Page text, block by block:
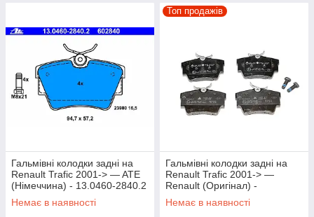
Гальмівні колодки задні на
Renault Trafic 2001-> — ATE
(Німеччина) - 13.0460-2840.2
Немає в наявності
Топ продажів
Гальмівні колодки задні на
Renault Trafic 2001-> —
Renault (Оригінал) -
7701054772
Немає в наявності